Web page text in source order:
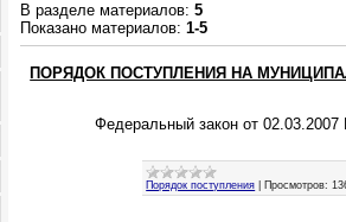
В разделе материалов:5
Показано материалов:1-5
ПОРЯДОК ПОСТУПЛЕНИЯ НА
Федеральный закон от
Порядок поступления Просмотров: